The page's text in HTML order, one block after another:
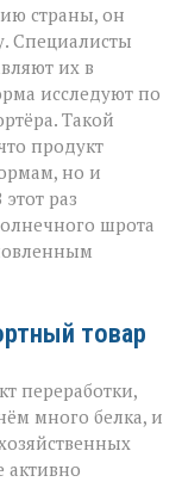
страны, он
Специалисты
их в
исследуют по
Такой
продукт
но и
раз
шрота
товар
переработки,
много белка, и
активно